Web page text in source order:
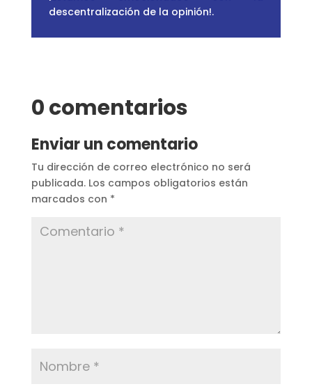
descentralización de la opinión!.
0 comentarios
Enviar un comentario
Tu dirección de correo electrónico no será
publicada. Los campos obligatorios están
marcados con *